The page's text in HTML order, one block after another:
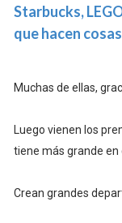
Starbucks,
que hacen
Muchas de ellas,
Luego vienen los
tiene más grande en
Crean grandes